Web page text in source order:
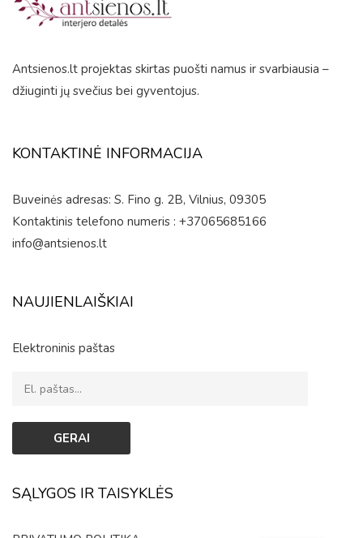
Antsienos.lt projektas skirtas puošti namus ir svarbiausia –
džiuginti jų svečius bei gyventojus.
KONTAKTINĖ INFORMACIJA
Buveinės adresas: S. Fino g. 2B, Vilnius, 09305
Kontaktinis telefono numeris : +37065685166
info@antsienos.lt
NAUJIENLAIŠKIAI
Elektroninis paštas
SĄLYGOS IR TAISYKLĖS